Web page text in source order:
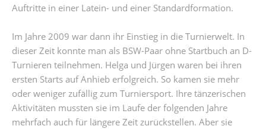
Auftritte in einer Latein- und einer Standardformation.
Im Jahre 2009 war dann ihr Einstieg in die Turnierwelt. In
dieser Zeit konnte man als BSW-Paar ohne Startbuch an D-
Turnieren teilnehmen. Helga und Jürgen waren bei ihren
ersten Starts auf Anhieb erfolgreich. So kamen sie mehr
oder weniger zufällig zum Turniersport. Ihre tänzerischen
Aktivitäten mussten sie im Laufe der folgenden Jahre
mehrfach auch für längere Zeit zurückstellen. Aber sie